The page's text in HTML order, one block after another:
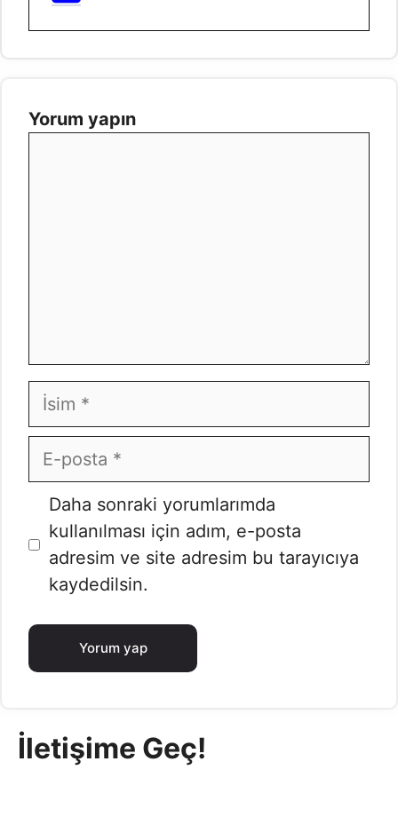
Yorum yapın
İsim
E-
posta
İnternet
sitesi
Daha sonraki yorumlarımda
kullanılması için adım, e-posta
adresim ve site adresim bu tarayıcıya
kaydedilsin.
İletişime Geç!